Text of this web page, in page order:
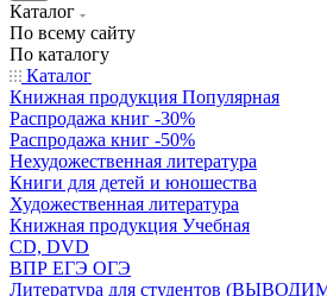
Каталог
По всему сайту
По каталогу
Каталог
Книжная продукция Популярная
Распродажа книг -30%
Распродажа книг -50%
Нехудожественная литература
Книги для детей и юношества
Художественная литература
Книжная продукция Учебная
CD, DVD
ВПР ЕГЭ ОГЭ
Литература для студентов